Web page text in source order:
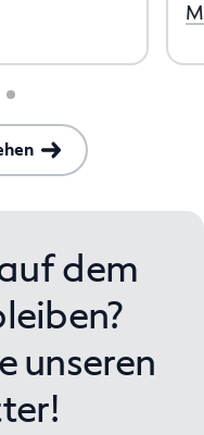
dem
unseren